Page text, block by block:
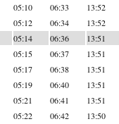
05:10 06:33 13:52
05:12 06:34 13:52
05:14 06:36 13:51
05:15 06:37 13:51
05:17 06:38 13:51
05:19 06:40 13:51
05:21 06:41 13:51
05:22 06:42 13:50